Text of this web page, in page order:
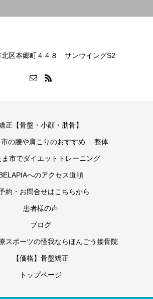
北区本郷町４４８ サンウイングS2
正【骨盤・小顔・肋骨】
市の腰や肩こりのおすすめ 整体
ま市でダイエットトレーニング
へのアクセス道順
約・お問合せはこちらから
患者様の声
ブログ
スポーツの怪我ならほんごう接骨院
【価格】骨盤矯正
トップページ